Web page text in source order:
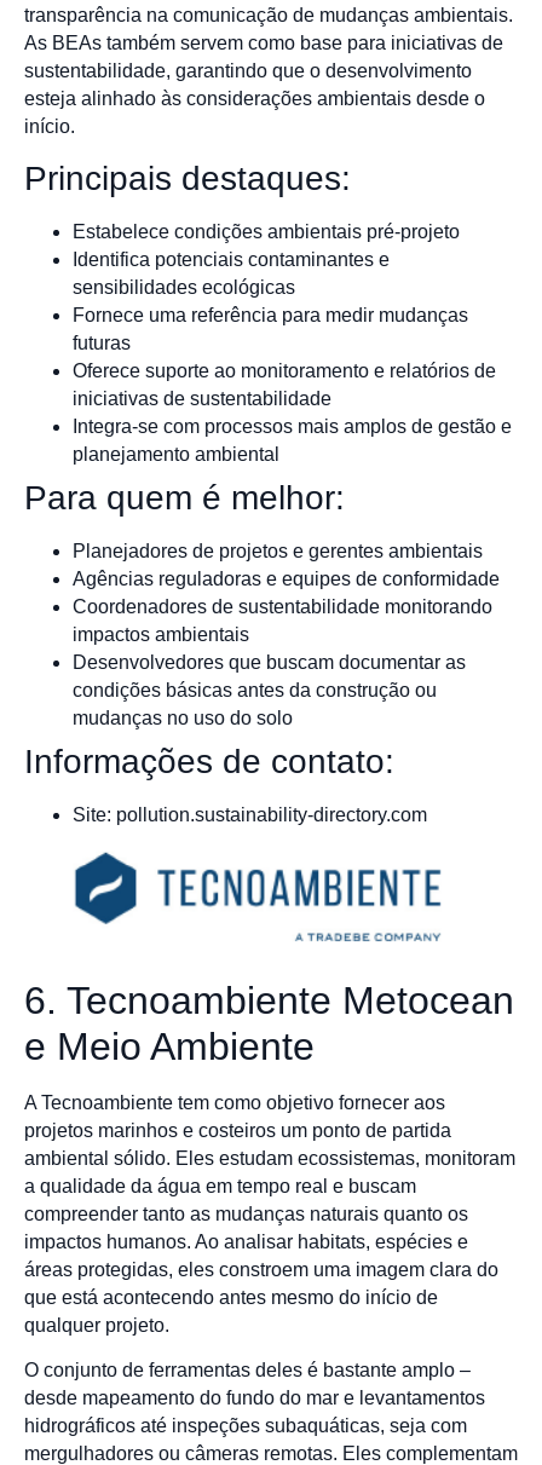
transparência na comunicação de mudanças ambientais.
As BEAs também servem como base para iniciativas de
sustentabilidade, garantindo que o desenvolvimento
esteja alinhado às considerações ambientais desde o
início.
Principais destaques:
Estabelece condições ambientais pré-projeto
Identifica potenciais contaminantes e
sensibilidades ecológicas
Fornece uma referência para medir mudanças
futuras
Oferece suporte ao monitoramento e relatórios de
iniciativas de sustentabilidade
Integra-se com processos mais amplos de gestão e
planejamento ambiental
Para quem é melhor:
Planejadores de projetos e gerentes ambientais
Agências reguladoras e equipes de conformidade
Coordenadores de sustentabilidade monitorando
impactos ambientais
Desenvolvedores que buscam documentar as
condições básicas antes da construção ou
mudanças no uso do solo
Informações de contato:
Site: pollution.sustainability-directory.com
6. Tecnoambiente Metocean
e Meio Ambiente
A Tecnoambiente tem como objetivo fornecer aos
projetos marinhos e costeiros um ponto de partida
ambiental sólido. Eles estudam ecossistemas, monitoram
a qualidade da água em tempo real e buscam
compreender tanto as mudanças naturais quanto os
impactos humanos. Ao analisar habitats, espécies e
áreas protegidas, eles constroem uma imagem clara do
que está acontecendo antes mesmo do início de
qualquer projeto.
O conjunto de ferramentas deles é bastante amplo –
desde mapeamento do fundo do mar e levantamentos
hidrográficos até inspeções subaquáticas, seja com
mergulhadores ou câmeras remotas. Eles complementam